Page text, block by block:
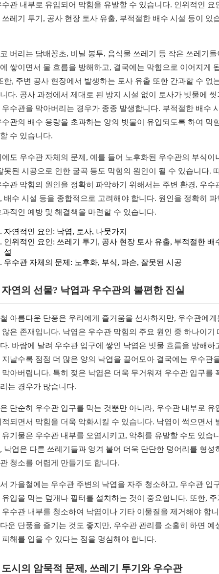
수관 내부로 유입되어 막힘을 유발할 수 있습니다. 인위적인 요
쓰레기 투기, 공사 현장 토사 유출, 부적절한 배수 시설 등이 있
버리는 담배꽁초, 비닐 봉투, 음식물 쓰레기 등 작은 쓰레기들
쌓이면서 물 흐름을 방해하고, 결국에는 막힘으로 이어지게
한, 주변 공사 현장에서 발생하는 토사 유출 또한 간과할 수 없
다. 공사 과정에서 제대로 된 방지 시설 없이 토사가 빗물에 씻
우수관을 막아버리는 경우가 종종 발생합니다. 부적절한 배수
수관의 배수 용량을 초과하는 양의 빗물이 유입되도록 하여 막
수 있습니다.
에도 우수관 자체의 문제, 예를 들어 노후화된 우수관의 부식이
못된 시공으로 인한 굴곡 등도 막힘의 원인이 될 수 있습니다.
수관 막힘의 원인을 정확히 파악하기 위해서는 주변 환경, 우수
배수 시설 등을 종합적으로 고려해야 합니다. 원인을 정확히 파
과적인 예방 및 해결책을 마련할 수 있습니다.
자연적인 요인: 낙엽, 토사, 나뭇가지
인위적인 요인: 쓰레기 투기, 공사 현장 토사 유출, 부적절한 배
설
우수관 자체의 문제: 노후화, 부식, 파손, 잘못된 시공
자연의 선물? 낙엽과 우수관의 불편한 진실
아름다운 단풍은 우리에게 즐거움을 선사하지만, 우수관에게
않은 존재입니다. 낙엽은 우수관 막힘의 주요 원인 중 하나이기
. 바람에 날려 우수관 입구에 쌓인 낙엽은 빗물 흐름을 방해하
지날수록 점점 더 많은 양의 낙엽을 끌어모아 결국에는 우수관
막아버립니다. 특히 젖은 낙엽은 더욱 무거워져 우수관 입구를
는 경우가 많습니다.
단순히 우수관 입구를 막는 것뿐만 아니라, 우수관 내부로 유
적되면서 막힘을 더욱 악화시킬 수 있습니다. 낙엽이 썩으면서
유기물은 우수관 내부를 오염시키고, 악취를 유발할 수도 있습
낙엽은 다른 쓰레기들과 엉겨 붙어 더욱 단단한 덩어리를 형성
청소를 어렵게 만들기도 합니다.
가을철에는 우수관 주변의 낙엽을 자주 청소하고, 우수관 입
유입을 막는 덮개나 필터를 설치하는 것이 중요합니다. 또한, 주
우수관 내부를 청소하여 낙엽이나 기타 이물질을 제거해야 합
운 단풍을 즐기는 것도 좋지만, 우수관 관리를 소홀히 하면 예
피해를 입을 수 있다는 점을 명심해야 합니다.
도시의 암묵적 문제, 쓰레기 투기와 우수관